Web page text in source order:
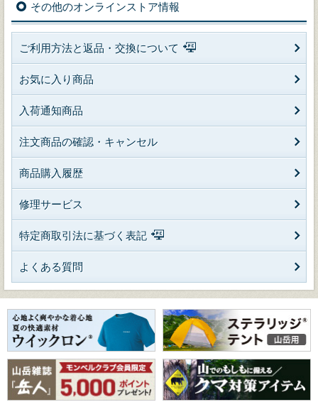
その他のオンラインストア情報
ご利用方法と返品・交換について
お気に入り商品
入荷通知商品
注文商品の確認・キャンセル
商品購入履歴
修理サービス
特定商取引法に基づく表記
よくある質問